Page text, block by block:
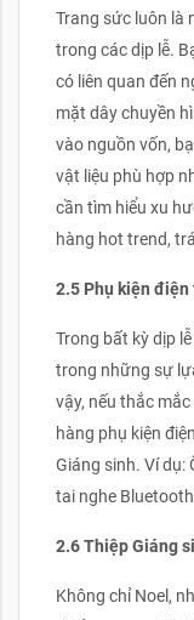
Trang sức luôn là
trong các dịp lễ.
có liên quan đến
mặt dây chuyền
vào nguồn vốn,
vật liệu phù hợp
cần tìm hiểu xu
hàng hot trend,
2.5 Phụ kiện điện
Trong bất kỳ dịp
trong những sự
vậy, nếu thắc
hàng phụ kiện
Giáng sinh. Ví dụ:
tai nghe
2.6 Thiệp Giáng
Không chỉ Noel,